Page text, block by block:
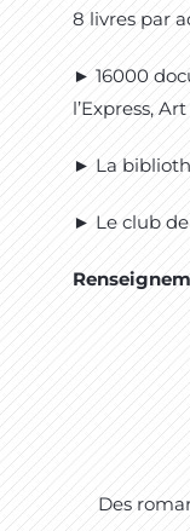
8 livres par
► 16000
l’Express,
► La
► Le club
Des